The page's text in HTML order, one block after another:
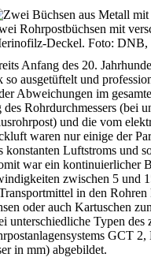
Rohrpostbüchsen mit
Deckel. Foto: DNB,
Anfang des 20.
ausgetüftelt und
Abweichungen im
Rohrdurchmessers (bei
und die vom
waren nur einige der
konstanten Luftstroms und
war ein kontinuierlicher
zwischen 5 und
in den Rohren
oder auch Kartuschen
unterschiedliche Typen des
GCT
in mm) abgebildet.